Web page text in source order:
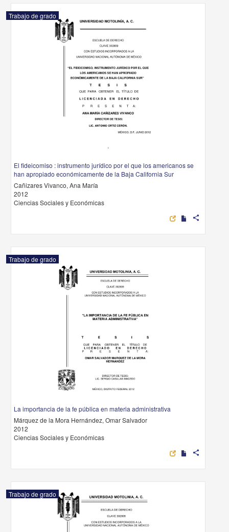
Trabajo de grado
El fideicomiso : instrumento jurídico por el que los americanos se
han apropiado económicamente de la Baja California Sur
Cañizares Vivanco, Ana María
2012
Ciencias Sociales y Económicas
share
Trabajo de grado
La importancia de la fe pública en materia administrativa
Márquez de la Mora Hernández, Omar Salvador
2012
Ciencias Sociales y Económicas
share
Trabajo de grado